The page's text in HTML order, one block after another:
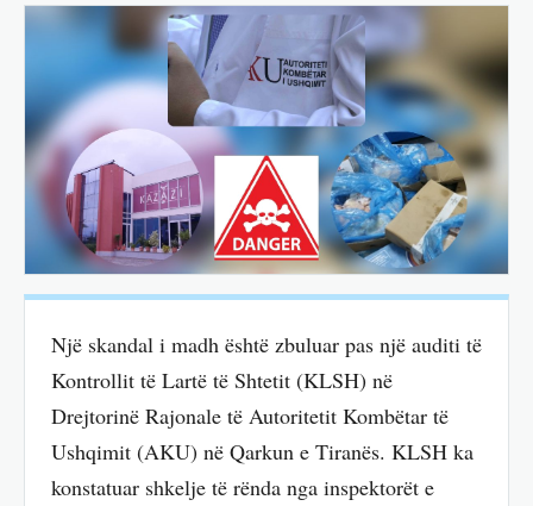
Një skandal i madh është zbuluar pas një auditi të
Kontrollit të Lartë të Shtetit (KLSH) në
Drejtorinë Rajonale të Autoritetit Kombëtar të
Ushqimit (AKU) në Qarkun e Tiranës. KLSH ka
konstatuar shkelje të rënda nga inspektorët e